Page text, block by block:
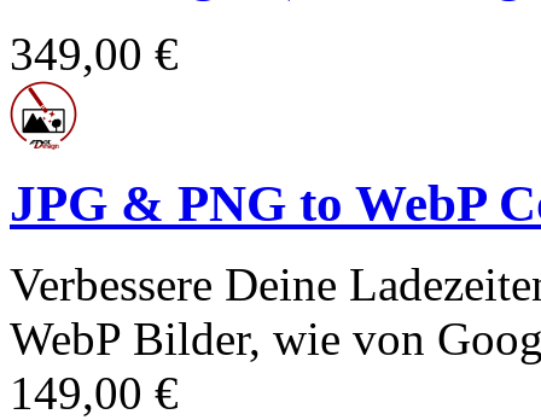
349,00 €
JPG & PNG to WebP
Verbessere Deine
WebP Bilder, wie von
149,00 €